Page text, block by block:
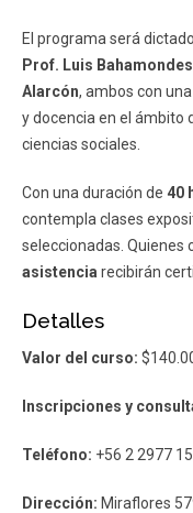
El programa será
Prof. Luis Bahamondes
Alarcón, ambos con
y docencia en el ámbito
ciencias sociales.
Con una duración de 40
contempla clases
seleccionadas. Quienes
asistencia recibirán
Detalles
Valor del curso:
Inscripciones y
Teléfono: +56 2 2977
Dirección: Miraflores